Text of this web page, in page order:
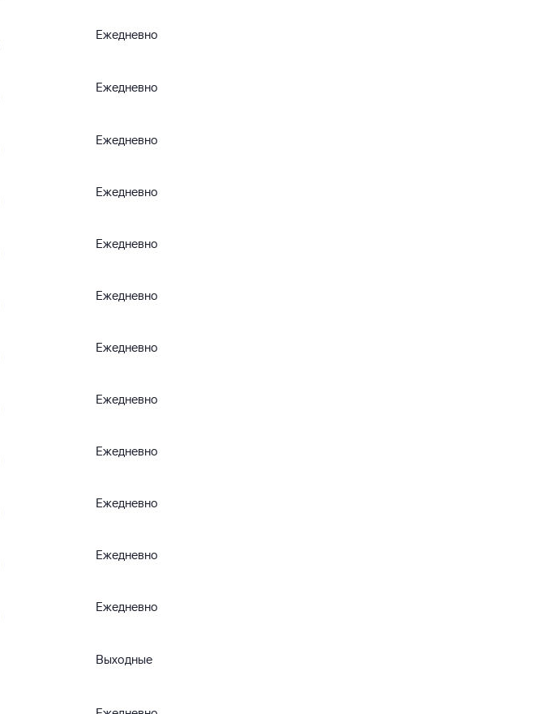
Ежедневно
Ежедневно
Ежедневно
Ежедневно
Ежедневно
Ежедневно
Ежедневно
Ежедневно
Ежедневно
Ежедневно
Ежедневно
Ежедневно
Выходные